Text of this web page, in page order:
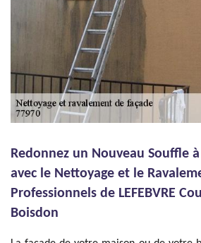
Redonnez un Nouveau Souffle
avec le Nettoyage et le
Professionnels de LEFEBVRE
Boisdon